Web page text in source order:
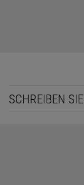
SCHREIBEN